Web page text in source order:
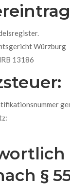
Würzburg
13186
§